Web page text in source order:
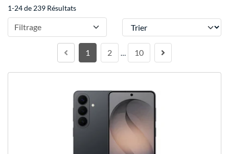
1-24 de 239 Résultats
Filtrage Trier
1 2 … 10